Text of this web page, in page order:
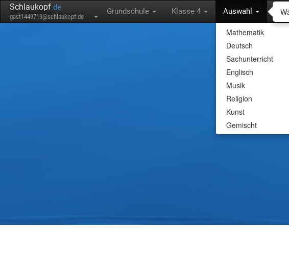
Schlaukopf.de
gast1449719@schlaukopf.de
Grundschule Klasse 4 Auswahl
Mathematik
Deutsch
Sachunterricht
Englisch
Musik
Religion
Kunst
Gemischt